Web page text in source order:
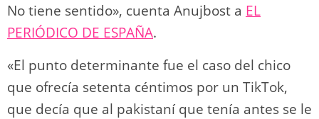
No tiene sentido», cuenta Anujbost a EL
PERIÓDICO DE ESPAÑA.
«El punto determinante fue el caso del chico
que ofrecía setenta céntimos por un TikTok,
que decía que al pakistaní que tenía antes se le